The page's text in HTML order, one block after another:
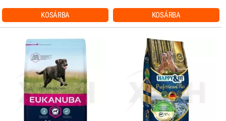
KOSÁRBA KOSÁRBA